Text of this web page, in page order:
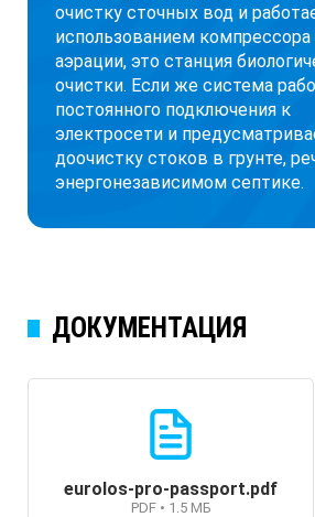
очистку сточных вод и
использованием компрессора
аэрации, это станция
очистки. Если же система
постоянного подключения к
электросети и
доочистку стоков в грунте,
энергонезависимом септике.
ДОКУМЕНТАЦИЯ
eurolos-pro-passport.pdf
PDF • 1.5 МБ